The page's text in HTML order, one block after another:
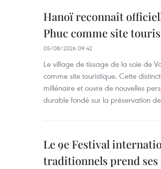
Hanoï reconnaît
Phuc comme site
05/08/2026 09:42
Le village de tissage de la soie de
comme site touristique. Cette
millénaire et ouvre de nouvelles
durable fondé sur la préservation
Le 9e Festival
traditionnels prend